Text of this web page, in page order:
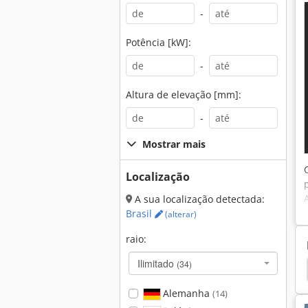
-
Potência [kW]:
-
Altura de elevação [mm]:
-
Mostrar mais
Localização
A sua localização detectada:
Brasil
(alterar)
raio:
Ilimitado (34)
Alemanha (14)
Hyundai Gerador Neuson 1903